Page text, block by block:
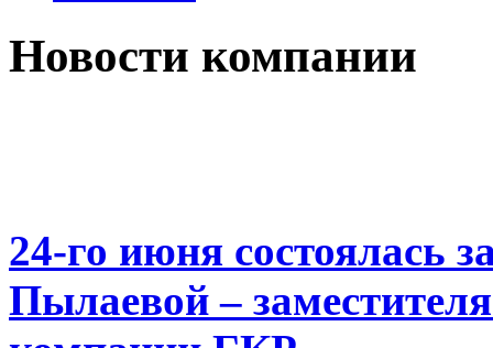
Новости компании
24-го июня состоялась
Пылаевой –